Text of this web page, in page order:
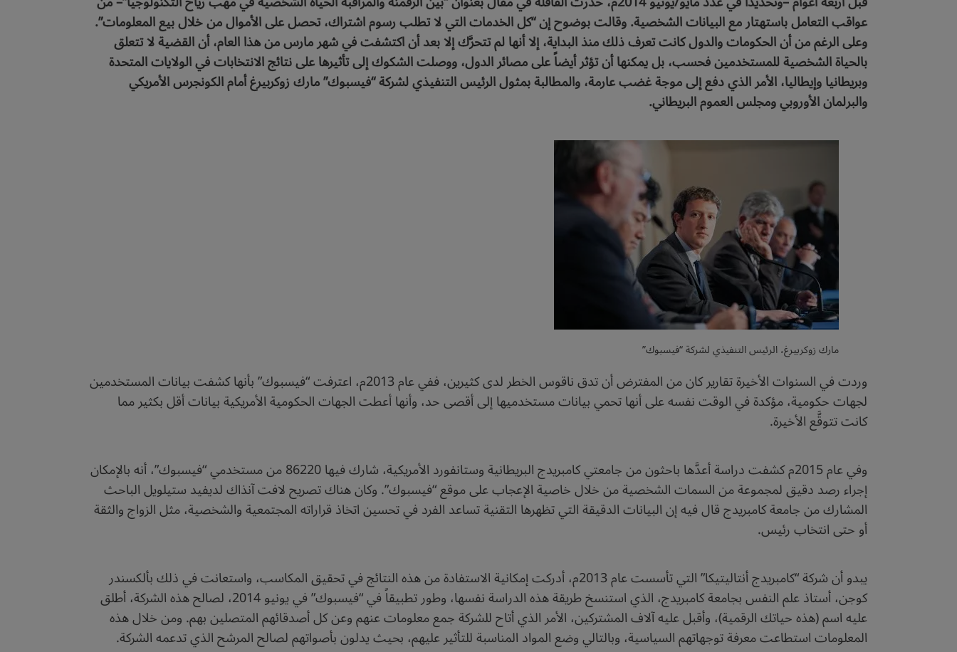
عواقب التعامل باستهتار مع البيانات الشخصية. وقالت بوضوح إن “كل الخدمات التي لا تطلب رسوم اشتراك، تحصل على الأموال من خلال بيع المعلومات”.
وعلى الرغم من أن الحكومات والدول كانت تعرف ذلك منذ البداية، إلا أنها لم تتحرَّك إلا بعد أن اكتشفت في شهر مارس من هذا العام، أن القضية لا تتعلق
بالحياة الشخصية للمستخدمين فحسب، بل يمكنها أن تؤثر أيضاً على مصائر الدول، ووصلت الشكوك إلى تأثيرها على نتائج الانتخابات في الولايات المتحدة
وبريطانيا وإيطاليا، الأمر الذي دفع إلى موجة غضب عارمة، والمطالبة بمثول الرئيس التنفيذي لشركة “فيسبوك” مارك زوكربيرغ أمام الكونجرس الأمريكي
والبرلمان الأوروبي ومجلس العموم البريطاني.
مارك زوكربيرغ، الرئيس التنفيذي لشركة “فيسبوك”
وردت في السنوات الأخيرة تقارير كان من المفترض أن تدق ناقوس الخطر لدى كثيرين، ففي عام 2013م، اعترفت “فيسبوك” بأنها كشفت بيانات المستخدمين
لجهات حكومية، مؤكدة في الوقت نفسه على أنها تحمي بيانات مستخدميها إلى أقصى حد، وأنها أعطت الجهات الحكومية الأمريكية بيانات أقل بكثير مما
كانت تتوقَّع الأخيرة.
وفي عام 2015م كشفت دراسة أعدَّها باحثون من جامعتي كامبريدج البريطانية وستانفورد الأمريكية، شارك فيها 86220 من مستخدمي “فيسبوك”، أنه بالإمكان
إجراء رصد دقيق لمجموعة من السمات الشخصية من خلال خاصية الإعجاب على موقع “فيسبوك”. وكان هناك تصريح لافت آنذاك لديفيد ستيلويل الباحث
المشارك من جامعة كامبريدج قال فيه إن البيانات الدقيقة التي تظهرها التقنية تساعد الفرد في تحسين اتخاذ قراراته المجتمعية والشخصية، مثل الزواج والثقة
أو حتى انتخاب رئيس.
يبدو أن شركة “كامبريدج أنتاليتيكا” التي تأسست عام 2013م، أدركت إمكانية الاستفادة من هذه النتائج في تحقيق المكاسب، واستعانت في ذلك بألكسندر
كوجن، أستاذ علم النفس بجامعة كامبريدج، الذي استنسخ طريقة هذه الدراسة نفسها، وطور تطبيقاً في “فيسبوك” في يونيو 2014، لصالح هذه الشركة، أطلق
عليه اسم (هذه حياتك الرقمية)، وأقبل عليه آلاف المشتركين، الأمر الذي أتاح للشركة جمع معلومات عنهم وعن كل أصدقائهم المتصلين بهم. ومن خلال هذه
المعلومات استطاعت معرفة توجهاتهم السياسية، وبالتالي وضع المواد المناسبة للتأثير عليهم، بحيث يدلون بأصواتهم لصالح المرشح الذي تدعمه الشركة.